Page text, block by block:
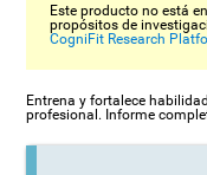
Este producto no está
propósitos de
CogniFit Research
Entrena y fortalece
profesional. Informe